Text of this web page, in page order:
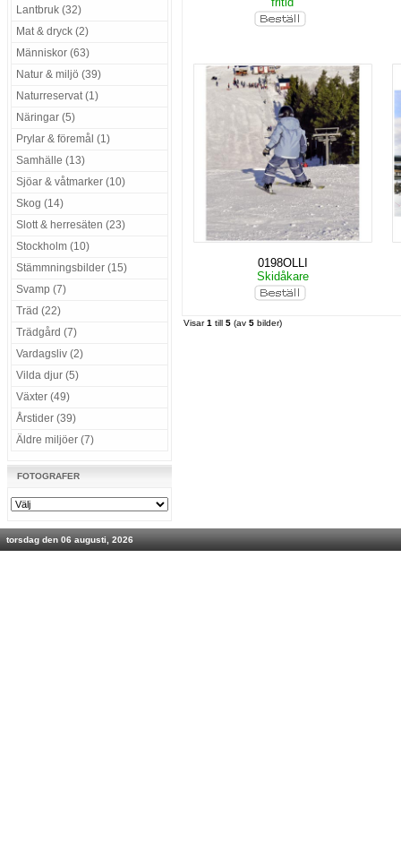
Lantbruk (32)
Mat & dryck (2)
Människor (63)
Natur & miljö (39)
Naturreservat (1)
Näringar (5)
Prylar & föremål (1)
Samhälle (13)
Sjöar & våtmarker (10)
Skog (14)
Slott & herresäten (23)
Stockholm (10)
Stämmningsbilder (15)
Svamp (7)
Träd (22)
Trädgård (7)
Vardagsliv (2)
Vilda djur (5)
Växter (49)
Årstider (39)
Äldre miljöer (7)
FOTOGRAFER
0198OLLI
Skidåkare
Visar1 till 5 (av 5 bilder)
torsdag den 06 augusti, 2026